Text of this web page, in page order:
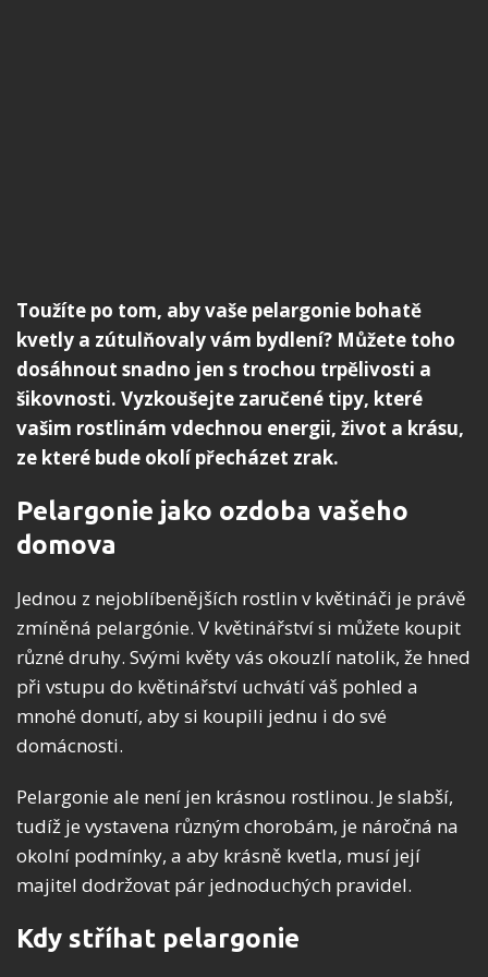
Toužíte po tom, aby vaše pelargonie bohatě
kvetly a zútulňovaly vám bydlení? Můžete toho
dosáhnout snadno jen s trochou trpělivosti a
šikovnosti. Vyzkoušejte zaručené tipy, které
vašim rostlinám vdechnou energii, život a krásu,
ze které bude okolí přecházet zrak.
Pelargonie jako ozdoba vašeho
domova
Jednou z nejoblíbenějších rostlin v květináči je právě
zmíněná pelargónie. V květinářství si můžete koupit
různé druhy. Svými květy vás okouzlí natolik, že hned
při vstupu do květinářství uchvátí váš pohled a
mnohé donutí, aby si koupili jednu i do své
domácnosti.
Pelargonie ale není jen krásnou rostlinou. Je slabší,
tudíž je vystavena různým chorobám, je náročná na
okolní podmínky, a aby krásně kvetla, musí její
majitel dodržovat pár jednoduchých pravidel.
Kdy stříhat pelargonie